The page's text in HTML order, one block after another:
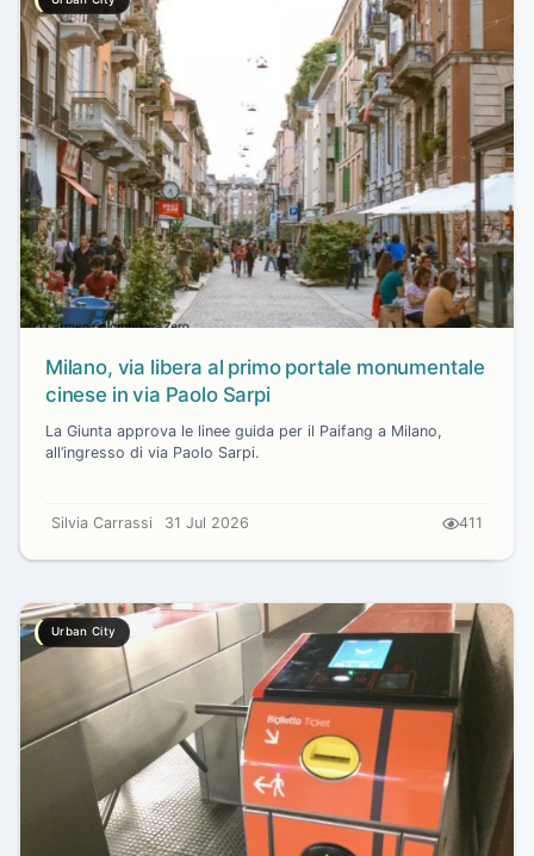
Milano, via libera al primo portale monumentale
cinese in via Paolo Sarpi
La Giunta approva le linee guida per il Paifang a Milano,
all’ingresso di via Paolo Sarpi.
Silvia Carrassi 31 Jul 2026 411
Urban City